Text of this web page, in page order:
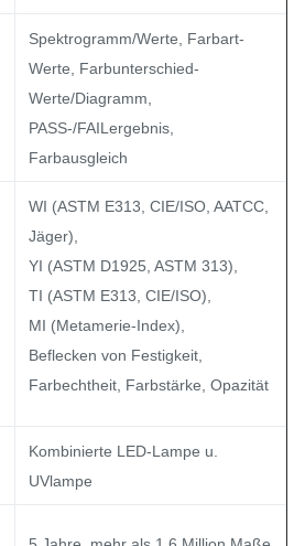
Spektrogramm/Werte, Farbart-
Werte, Farbunterschied-
Werte/Diagramm,
PASS-/FAILergebnis,
Farbausgleich
WI (ASTM E313, CIE/ISO, AATCC,
Jäger),
YI (ASTM D1925, ASTM 313),
TI (ASTM E313, CIE/ISO),
MI (Metamerie-Index),
Beflecken von Festigkeit,
Farbechtheit, Farbstärke, Opazität
Kombinierte LED-Lampe u.
UVlampe